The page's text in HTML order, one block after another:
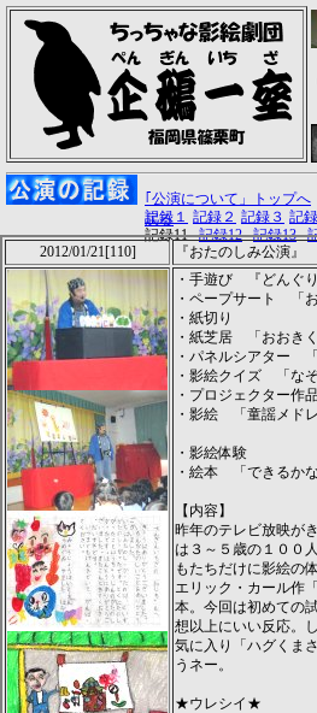
2012/01/21[110]
『おたのしみ公演
・手遊び 『どんぐり
・ペープサート 「お
・紙切り
・紙芝居 「おおき
・パネルシアター
・影絵クイズ 「な
・プロジェクター
・影絵 「童謡メド
・影絵体験
・絵本 「できるか
【内容】
昨年のテレビ放映が
は３～５歳の１００
もたちだけに影絵の
エリック・カール作
本。今回は初めての
想以上にいい反応。
気に入り「ハグくま
うネー。
★ウレシイ★
記録13
記録12
記録11
記
記録３
記録２
記録１
｢公演について」トップへ
戻る